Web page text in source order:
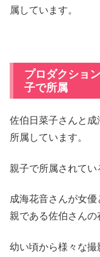
属しています。
プロダクショ
子で所属
佐伯日菜子さんと
所属しています。
親子で所属されてい
成海花音さんが女
親である佐伯さんの
幼い頃から様々な